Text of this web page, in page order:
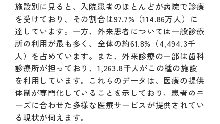
施設別に見ると、入院患者のほとんどが病院で診療
を受けており、その割合は97.7%（114.86万人）に
達しています。一方、外来患者については一般診療
所の利用が最も多く、全体の約61.8%（4,494.3千
人）を占めています。また、外来診療の一部は歯科
診療所が担っており、1,263.8千人がこの種の施設
を利用しています。これらのデータは、医療の提供
体制が専門化していることを示しており、患者のニ
ーズに合わせた多様な医療サービスが提供されてい
る現状が伺えます。